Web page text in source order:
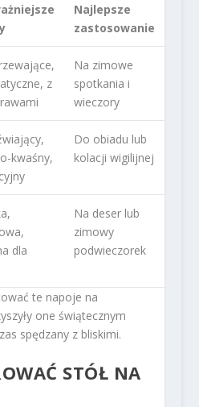
Najlepsze
zastosowanie
z
Na zimowe
spotkania i
wieczory
kwaśny,
Do obiadu lub
kolacji wigilijnej
dla
Na deser lub
zimowy
podwieczorek
te napoje na
one świątecznym
spędzany z bliskimi.
STÓŁ NA